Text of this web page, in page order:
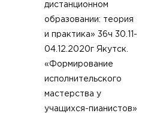
дистанционном
образовании: теория
и практика» 36ч 30.11-
04.12.2020г Якутск.
«Формирование
исполнительского
мастерства у
учащихся-пианистов»